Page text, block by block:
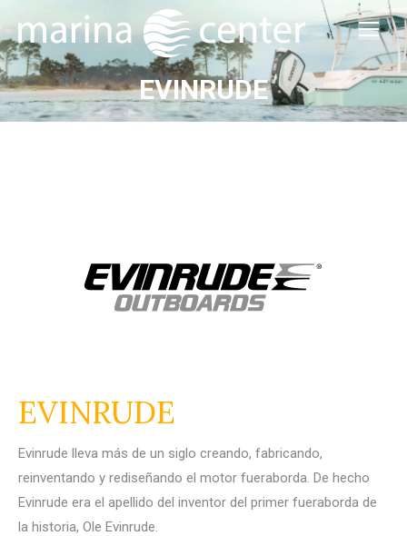
EVINRUDE
Estás aquí:
EVINRUDE
Evinrude lleva más de un siglo creando, fabricando,
reinventando y rediseñando el motor fueraborda. De hecho
Evinrude era el apellido del inventor del primer fueraborda de
la historia, Ole Evinrude.